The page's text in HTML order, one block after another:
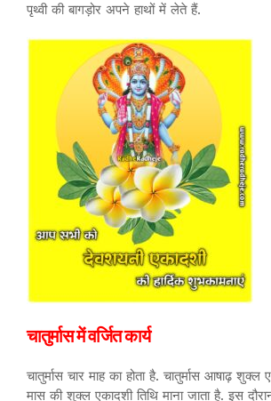
पृथ्वी की बागड़ोर अपने हाथों में लेते हैं.
चातुर्मास में वर्जित कार्य
चातुर्मास चार माह का होता है. चातुर्मास आषाढ़ शुक्ल
मास की शुक्ल एकादशी तिथि माना जाता है. इस